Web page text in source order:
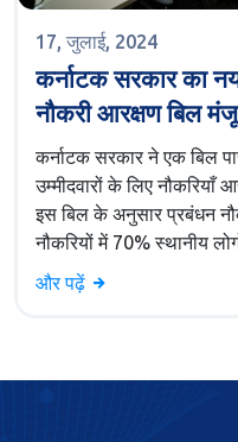
17, जुलाई, 2024
कर्नाटक सरकार का
नौकरी आरक्षण बिल
कर्नाटक सरकार ने एक बिल
उम्मीदवारों के लिए नौकरियाँ
इस बिल के अनुसार प्रबंधन
नौकरियों में 70% स्थानीय
प्रस्तावित है और अंतिम निर्णय
और पढ़ें